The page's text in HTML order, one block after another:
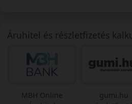
Áruhitel és részletfizetés
MBH Online
gumi.hu